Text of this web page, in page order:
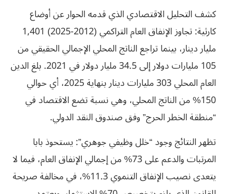
كشف التحليل الاقتصادي الذي قدمه الحوار عن أوضاع
كارثية: تجاوز الإنفاق العام التراكمي (2012-2025) 1,401
مليار دينار، بينما تراجع الناتج المحلي الإجمالي الحقيقي من
105 مليارات دولار إلى 34.5 مليار دولار في 2021. بلغ الدين
العام المحلي 303 مليارات دينار بنهاية 2025، أي حوالي
150% من الناتج المحلي، وهي نسبة تضع الاقتصاد في
“منطقة الخطر الحرج” وفق صندوق النقد الدولي.
تظهر النتائج وجود “خلل وظيفي جوهري”: يستحوذ بابا
المرتبات والدعم على 73% من إجمالي الإنفاق العام، فيما لا
يتعدى نصيب الإنفاق التنموي 11.3%، في مخالفة صريحة